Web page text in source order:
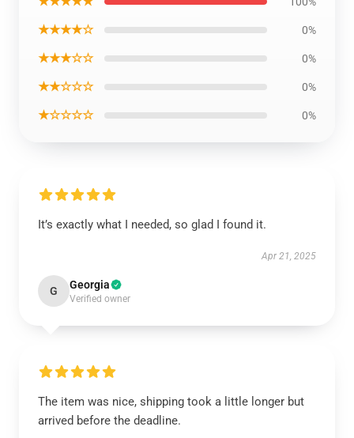
★★★★☆ 0%
★★★☆☆ 0%
★★☆☆☆ 0%
★☆☆☆☆ 0%
It’s exactly what I needed, so glad I found it.
Apr 21, 2025
G Georgia
Verified owner
The item was nice, shipping took a little longer but
arrived before the deadline.